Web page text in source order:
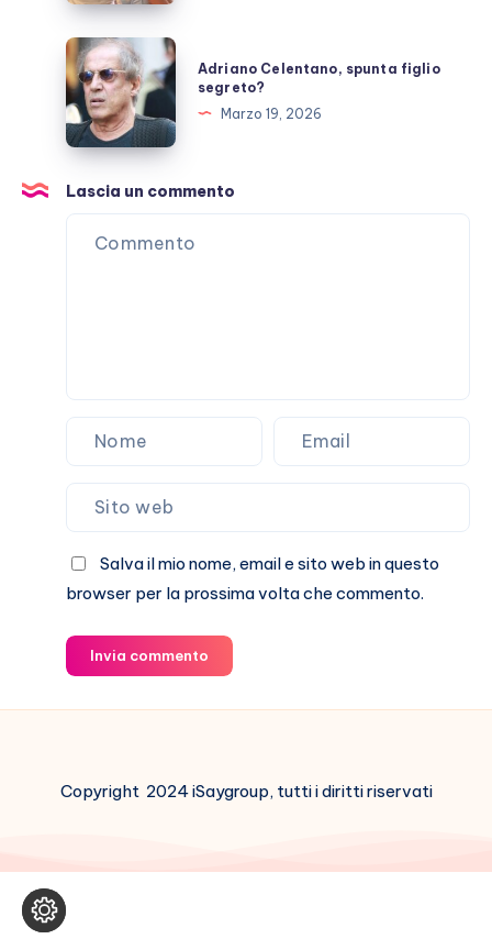
Tony
Effe
si
sposano?
Adriano
Celentano,
spunta
figlio
segreto?
Adriano Celentano, spunta figlio
segreto?
Marzo 19, 2026
Lascia un commento
Salva il mio nome, email e sito web in questo
browser per la prossima volta che commento.
Invia commento
Copyright 2024 iSaygroup, tutti i diritti riservati